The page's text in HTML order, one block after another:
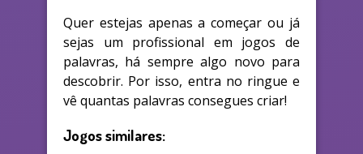
Quer estejas apenas a começar ou já
sejas um profissional em jogos de
palavras, há sempre algo novo para
descobrir. Por isso, entra no ringue e
vê quantas palavras consegues criar!
Jogos similares: